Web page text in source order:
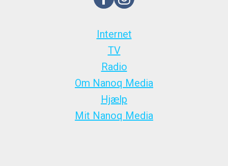
Internet
TV
Radio
Om Nanoq Media
Hjælp
Mit Nanoq Media